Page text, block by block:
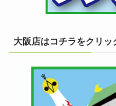
大阪店はコチラをクリッ